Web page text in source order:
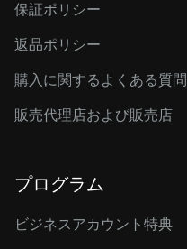
保証ポリシー
返品ポリシー
購入に関するよくある質問
販売代理店および販売店
プログラム
ビジネスアカウント特典